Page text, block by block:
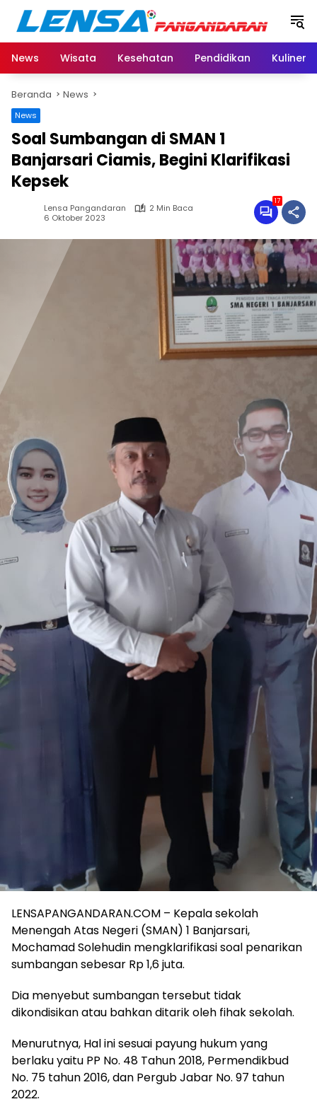
Langsung
konten
News
Wisata Kesehatan Pendidikan Kuliner
Beranda News
News
Soal Sumbangan di SMAN 1
Banjarsari Ciamis, Begini Klarifikasi
Kepsek
Lensa Pangandaran
2 Min Baca
6 Oktober 2023
17
LENSAPANGANDARAN.COM – Kepala sekolah
Menengah Atas Negeri (SMAN) 1 Banjarsari,
Mochamad Solehudin mengklarifikasi soal penarikan
sumbangan sebesar Rp 1,6 juta.
Dia menyebut sumbangan tersebut tidak
dikondisikan atau bahkan ditarik oleh fihak sekolah.
Menurutnya, Hal ini sesuai payung hukum yang
berlaku yaitu PP No. 48 Tahun 2018, Permendikbud
No. 75 tahun 2016, dan Pergub Jabar No. 97 tahun
2022.